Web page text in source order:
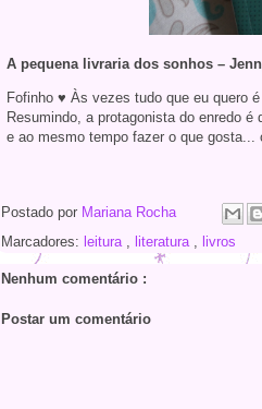
A pequena livraria dos sonhos –
Fofinho ♥ Às vezes tudo que eu quero
Resumindo, a protagonista do enredo
e ao mesmo tempo fazer o que
Postado por Mariana Rocha
Marcadores: leitura literatura livros
Nenhum comentário :
Postar um comentário